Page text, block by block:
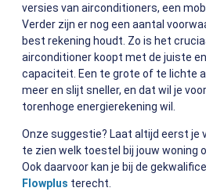
versies van airconditioners, een
Verder zijn er nog een aantal
best rekening houdt. Zo is het
airconditioner koopt met de juiste
capaciteit. Een te grote of te lichte
meer en slijt sneller, en dat wil je
torenhoge energierekening wil.
Onze suggestie? Laat altijd eerst je
te zien welk toestel bij jouw woning
Ook daarvoor kan je bij de
Flowplus terecht.